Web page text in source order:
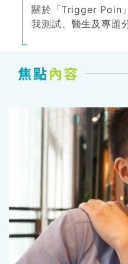
關於「Trigger Poin
我測試、醫生及專題